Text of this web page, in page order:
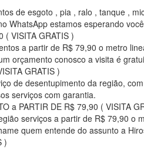
de esgoto , pia , ralo , tanque ,
WhatsApp estamos esperando
( VISITA GRATIS )
a partir de R$ 79,90 o metro
orçamento conosco a visita é
GRATIS )
de desentupimento da região,
serviços com garantia.
a PARTIR DE R$ 79,90 ( VISITA
serviços a partir de R$ 79,90 o
quem entende do assunto a
)